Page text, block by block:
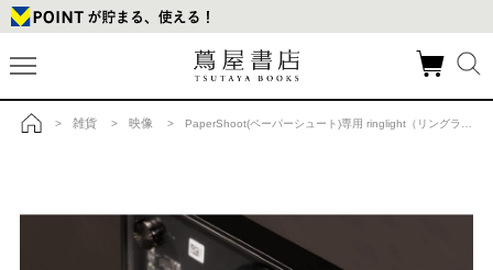
> 雑貨 > 映像 > PaperShoot(ペーパーシュート)専用 ringlight（リングライト）の商品詳細